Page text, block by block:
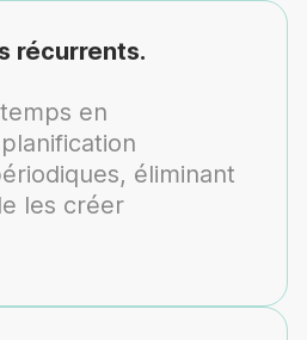
récurrents.
en
éliminant
les créer